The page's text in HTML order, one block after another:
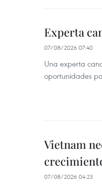
Experta
07/08/2026 07:40
Una experta
oportunidades
Vietnam
07/08/2026 04:23